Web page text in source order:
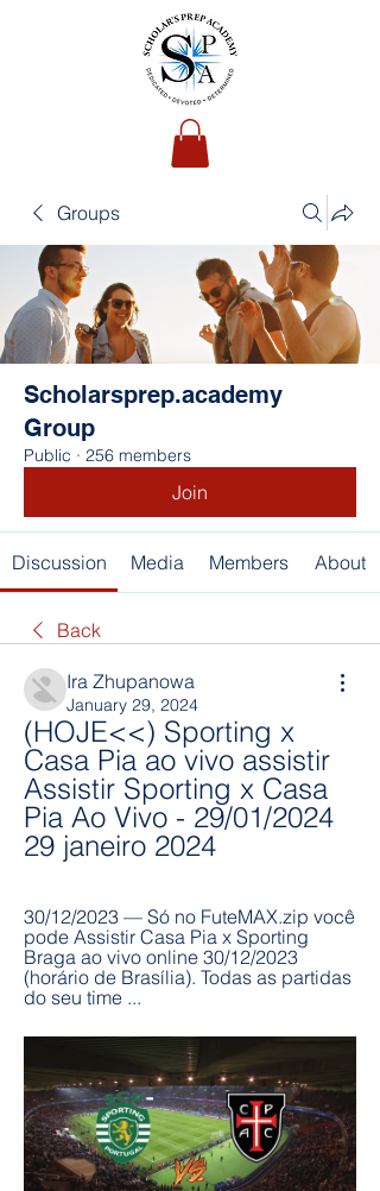
Groups
Scholarsprep.academy
Group
Public · 256 members
Join
Discussion Media Members About
Back
Ira Zhupanowa
January 29, 2024
(HOJE<<) Sporting x
Casa Pia ao vivo assistir
Assistir Sporting x Casa
Pia Ao Vivo - 29/01/2024
29 janeiro 2024
30/12/2023 — Só no FuteMAX.zip você
pode Assistir Casa Pia x Sporting
Braga ao vivo online 30/12/2023
(horário de Brasília). Todas as partidas
do seu time ...